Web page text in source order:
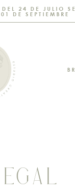
24 DE JULIO
DE SEPTIEMBRE